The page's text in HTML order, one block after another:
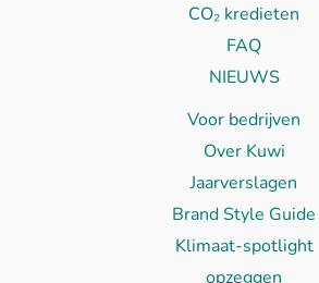
CO₂ kredieten
FAQ
NIEUWS
Voor bedrijven
Over Kuwi
Jaarverslagen
Brand Style Guide
Klimaat-spotlight
opzeggen